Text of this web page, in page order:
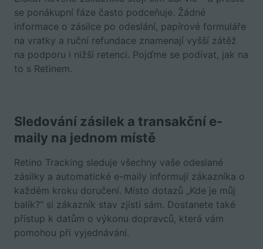
se ponákupní fáze často podceňuje. Žádné
informace o zásilce po odeslání, papírové formuláře
na vratky a ruční refundace znamenají vyšší zátěž
na podporu i nižší retenci. Pojďme se podívat, jak na
to s Retinem.
Sledování zásilek a transakční e-
maily na jednom místě
Retino Tracking sleduje všechny vaše odeslané
zásilky a automatické e-maily informují zákazníka o
každém kroku doručení. Místo dotazů „Kde je můj
balík?“ si zákazník stav zjistí sám. Dostanete také
přístup k datům o výkonu dopravců, která vám
pomohou při vyjednávání.